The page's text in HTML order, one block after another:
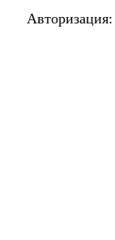
Авторизация: